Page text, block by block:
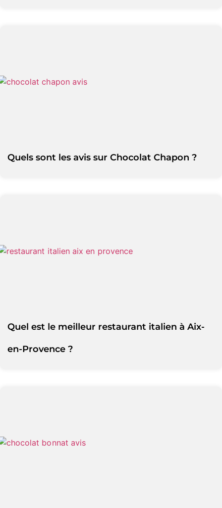
Quels sont les avis sur Chocolat Chapon ?
Quel est le meilleur restaurant italien à Aix-
en-Provence ?